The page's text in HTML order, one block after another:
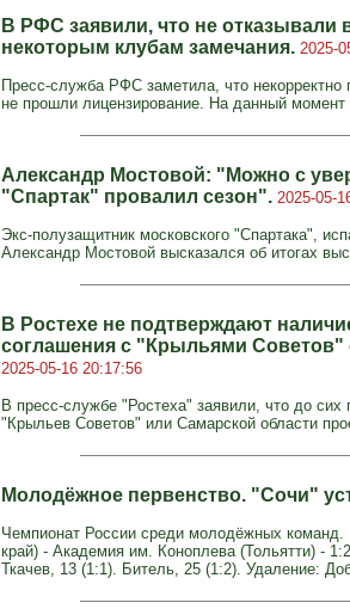
В РФС заявили, что не отказывали
некоторым клубам замечания. 2025-
Пресс-служба РФС заметила, что некорректно
не прошли лицензирование. На данный
Александр Мостовой: "Можно с
"Спартак" провалил сезон". 2025-05-
Экс-полузащитник московского "Спартака",
Александр Мостовой высказался об итогах
В Ростехе не подтверждают
соглашения с "Крыльями Советов"
2025-05-16 20:17:56
В пресс‑службе "Ростеха" заявили, что до сих
"Крыльев Советов" или Самарской области
Молодёжное первенство. "Сочи"
Чемпионат России среди молодёжных команд.
край) - Академия им. Коноплева (Тольятти) -
Ткачев, 13 (1:1). Битель, 25 (1:2). Удаление: